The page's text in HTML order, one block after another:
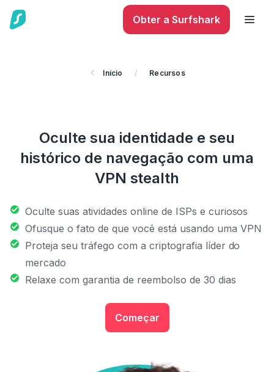
Obter a Surfshark
Início / Recursos
Oculte sua identidade e seu
histórico de navegação com uma
VPN stealth
Oculte suas atividades online de ISPs e curiosos
Ofusque o fato de que você está usando uma VPN
Proteja seu tráfego com a criptografia líder do
mercado
Relaxe com garantia de reembolso de 30 dias
Começar